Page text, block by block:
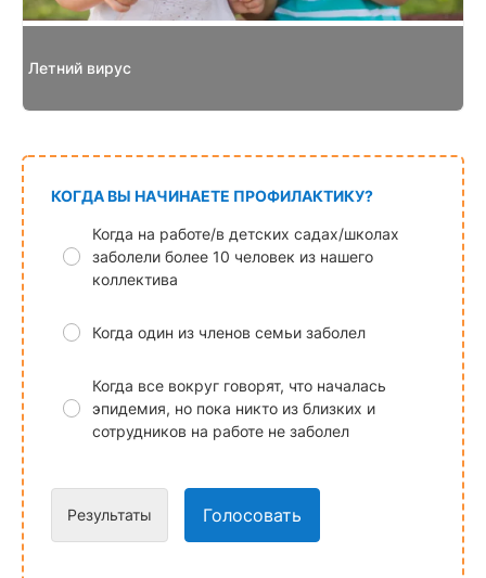
Летний вирус
КОГДА ВЫ НАЧИНАЕТЕ ПРОФИЛАКТИКУ?
Когда на работе/в детских садах/школах
заболели более 10 человек из нашего
коллектива
Когда один из членов семьи заболел
Когда все вокруг говорят, что началась
эпидемия, но пока никто из близких и
сотрудников на работе не заболел
Результаты Голосовать